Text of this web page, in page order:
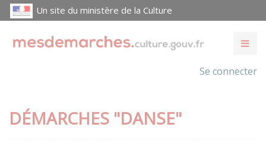
Un site du ministère de la Culture
Se connecter
DÉMARCHES "DANSE"